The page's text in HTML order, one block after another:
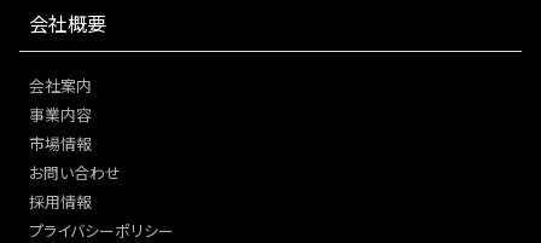
会社概要
会社案内
事業内容
市場情報
お問い合わせ
採用情報
プライバシーポリシー